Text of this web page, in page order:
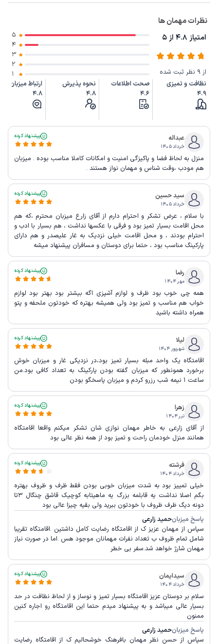
نظرات مهمان ها
امتیاز 4.8 از 5
از 9 نظر ثبت شده
5
4
3
2
1
نظافت و تمیزی
4.9
صحت اطلاعات
4.6
نحوه پذیرش
4.8
ارتباط میزبان
4.8
عبداله
خرداد ۱۴۰۵
پیشنهاد کرده
منزل به لحاظ فضا و پاکیزگی امنیت و امکانات کاملا مناسب بوده . میزبان
هم مودب ،وقت شناس و مهمان نواز هستند .
سید حسین
خرداد ۱۴۰۵
پیشنهاد کرده
با سلام ، عرض تشکر و احترام دارم از آقای زارع میزبان محترم ،که هم
محل اقامت بسیار تمیز بود و فرقی با عکسها نداشت ، هم بسیار با ادب و
احترام بودند ، و محل اقامت خیلی نزدیک به غار علیصدر و هم دارای
پارکینگ مناسب بود ، حتما برای دوستان و مسافران پیشنهاد میشه
رضا
مهر ۱۴۰۴
پیشنهاد کرده
همه چی خوب بود ظرف و لوازم آشپزی اگه بیشتر بود بهتر بود لوازم
خواب هم مناسب و تمیز بود ولی همیشه بهتره که خودتون ملحفه و پتو
همراه داشته باشید
لیلا
شهریور ۱۴۰۴
پیشنهاد کرده
اقامتگاه یک واحد مبله بسیار تمیز بود،در نزدیکی غار و میزبان خوش
برخورد همونطور که میزبان گفته بودن پارکینگ به تعداد کافی بود.من
ساعت ۱ نیمه شب رزرو کردم و میزبان پاسخگو بودن
زهرا
تیر ۱۴۰۴
پیشنهاد کرده
از آقای زارعی به خاطر مهمان نوازی شان تشکر میکنم واقعا اقامتگاه
همانند منزل خودمان راحت و تمیز بود از همه نظر عالی بود
فرشته
خرداد ۱۴۰۴
پیشنهاد کرده
خیلی تمییز بود به شدت میزبان خوبی بودن فقط ظرف و ظروف بهتره
بگم اصلا نداشت یه قابلمه بزرگ یه ماهیتابه کوچیک قاشق چنگال ۳تا
دونه دیگ ظرف ظروف با خودتون ببرید ولی بقیه چیزا عالی بود
پاسخ میزبانحمید زارعی
سپاس از مهمان عزیز ک از اقامتگاه رضایت کامل داشتین .اقامتگاه تقریبا
شامل تمام ظروف ب تعداد نفرات مهمانان موجود هس .اما در صورت نیاز
مهمان شارژ خواهد شد.سفر بی خطر
سیدایمان
خرداد ۱۴۰۴
پیشنهاد کرده
سلام بر دوستان عزیز اقامتگاه بسیار تمیز و نوساز و از لحاظ نظافت در حد
بسیار عالی میباشد و به پیشنهاد میدم حتما این اقامتگاه رو اجاره کنین
ممنون
پاسخ میزبانحمید زارعی
سپاس از حسن نظر مهمان بافرهنگ خوشحالیم ک از اقامتگاه رضایت